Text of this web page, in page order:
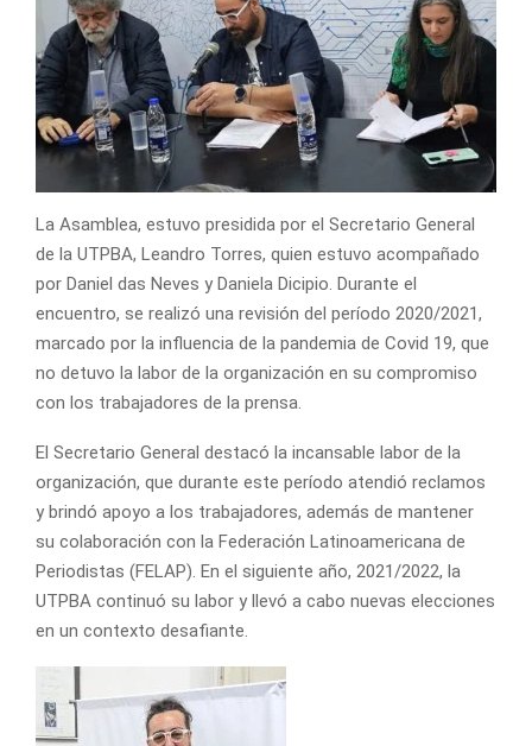
La Asamblea, estuvo presidida por el Secretario General
de la UTPBA, Leandro Torres, quien estuvo acompañado
por Daniel das Neves y Daniela Dicipio. Durante el
encuentro, se realizó una revisión del período 2020/2021,
marcado por la influencia de la pandemia de Covid 19, que
no detuvo la labor de la organización en su compromiso
con los trabajadores de la prensa.
El Secretario General destacó la incansable labor de la
organización, que durante este período atendió reclamos
y brindó apoyo a los trabajadores, además de mantener
su colaboración con la Federación Latinoamericana de
Periodistas (FELAP). En el siguiente año, 2021/2022, la
UTPBA continuó su labor y llevó a cabo nuevas elecciones
en un contexto desafiante.